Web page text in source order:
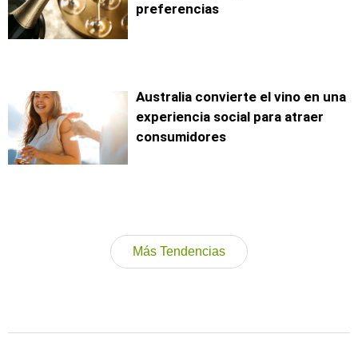
preferencias
Australia convierte el vino en una
experiencia social para atraer
consumidores
Más Tendencias